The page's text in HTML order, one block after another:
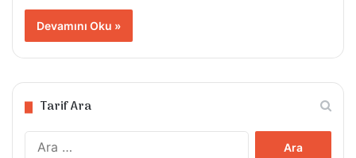
Devamını Oku »
Tarif Ara